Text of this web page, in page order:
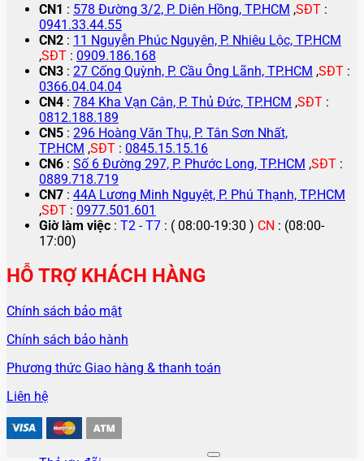
CN1 : 578 Đường 3/2, P. Diên Hồng, TP.HCM ,SĐT :
0941.33.44.55
CN2 : 11 Nguyễn Phúc Nguyên, P. Nhiêu Lộc, TP.HCM
,SĐT : 0909.186.168
CN3 : 27 Cống Quỳnh, P. Cầu Ông Lãnh, TP.HCM ,SĐT :
0366.04.04.04
CN4 : 784 Kha Vạn Cân, P. Thủ Đức, TP.HCM ,SĐT :
0812.188.189
CN5 : 296 Hoàng Văn Thụ, P. Tân Sơn Nhất,
TP.HCM ,SĐT : 0845.15.15.16
CN6 : Số 6 Đường 297, P. Phước Long, TP.HCM ,SĐT :
0889.718.719
CN7 : 44A Lương Minh Nguyệt, P. Phú Thạnh, TP.HCM
,SĐT : 0977.501.601
Giờ làm việc : T2 - T7 : ( 08:00-19:30 ) CN : (08:00-
17:00)
HỖ TRỢ KHÁCH HÀNG
Chính sách bảo mật
Chính sách bảo hành
Phương thức Giao hàng & thanh toán
Liên hệ